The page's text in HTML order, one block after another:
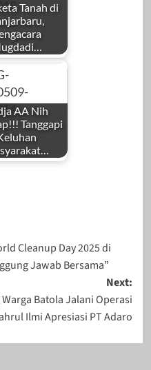
Tanah di
AA Nih
Tanggapi
Cleanup Day 2025 di
Jawab Bersama”
Next:
Batola Jalani Operasi
Ilmi Apresiasi PT Adaro